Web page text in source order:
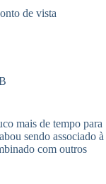
de vista
mais de tempo para
sendo associado à
com outros